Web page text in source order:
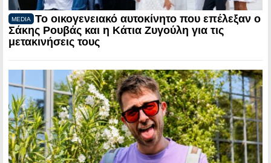
MEDIA
Το οικογενειακό αυτοκίνητο που επέλεξαν ο
Σάκης Ρουβάς και η Κάτια Ζυγούλη για τις
μετακινήσεις τους